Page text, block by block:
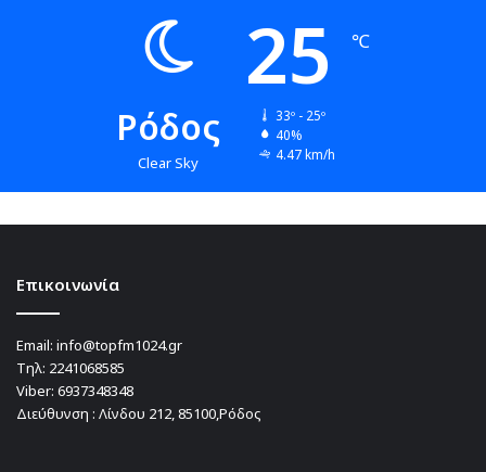
Ρόδος
Clear Sky
25 ℃
33º - 25º
40%
4.47 km/h
Επικοινωνία
Email: info@topfm1024.gr
Τηλ: 2241068585
Viber: 6937348348
Διεύθυνση : Λίνδου 212, 85100,Ρόδος